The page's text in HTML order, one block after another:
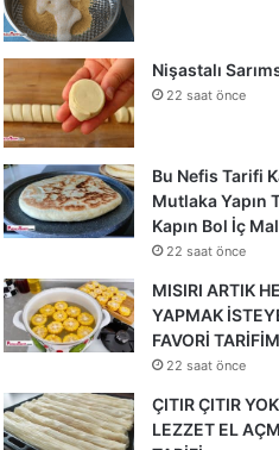
Nişastalı
22 saat önce
Bu Nefis Tarifi
Mutlaka Yapın
Kapın Bol İç
22 saat önce
MISIRI ARTIK
YAPMAK
FAVORİ TARİFİM
22 saat önce
ÇITIR ÇITIR
LEZZET EL